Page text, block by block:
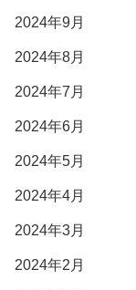
2024年9月
2024年8月
2024年7月
2024年6月
2024年5月
2024年4月
2024年3月
2024年2月